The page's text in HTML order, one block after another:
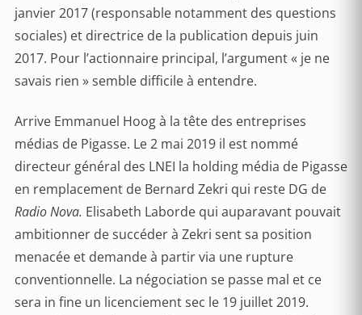
janvier 2017 (responsable notamment des questions
sociales) et directrice de la publication depuis juin
2017. Pour l’actionnaire principal, l’argument « je ne
savais rien » semble difficile à entendre.
Arrive Emmanuel Hoog à la tête des entreprises
médias de Pigasse. Le 2 mai 2019 il est nommé
directeur général des LNEI la holding média de Pigasse
en remplacement de Bernard Zekri qui reste DG de
Radio Nova. Elisabeth Laborde qui auparavant pouvait
ambitionner de succéder à Zekri sent sa position
menacée et demande à partir via une rupture
conventionnelle. La négociation se passe mal et ce
sera in fine un licenciement sec le 19 juillet 2019.